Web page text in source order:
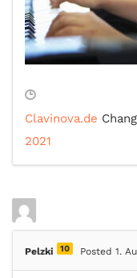
Clavinova.de
2021
Pelzki 10 Posted 1.